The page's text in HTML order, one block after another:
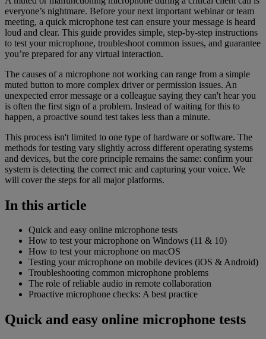
everyone’s nightmare. Before your next important webinar or team
meeting, a quick microphone test can ensure your message is heard
loud and clear. This guide provides simple, step-by-step instructions
to test your microphone, troubleshoot common issues, and guarantee
you’re prepared for any virtual interaction.
The causes of a microphone not working can range from a simple
muted button to more complex driver or permission issues. An
unexpected error message or a colleague saying they can't hear you
is often the first sign of a problem. Instead of waiting for this to
happen, a proactive sound test takes less than a minute.
This process isn't limited to one type of hardware or software. The
methods for testing vary slightly across different operating systems
and devices, but the core principle remains the same: confirm your
system is detecting the correct mic and capturing your voice. We
will cover the steps for all major platforms.
In this article
Quick and easy online microphone tests
How to test your microphone on Windows (11 & 10)
How to test your microphone on macOS
Testing your microphone on mobile devices (iOS & Android)
Troubleshooting common microphone problems
The role of reliable audio in remote collaboration
Proactive microphone checks: A best practice
Quick and easy online microphone tests